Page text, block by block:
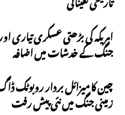
امریکہ کی بڑھتی عسکری تیاری
جنگ کے خدشات میں اضافہ
زمینی جنگ میں نئی پیش رفت